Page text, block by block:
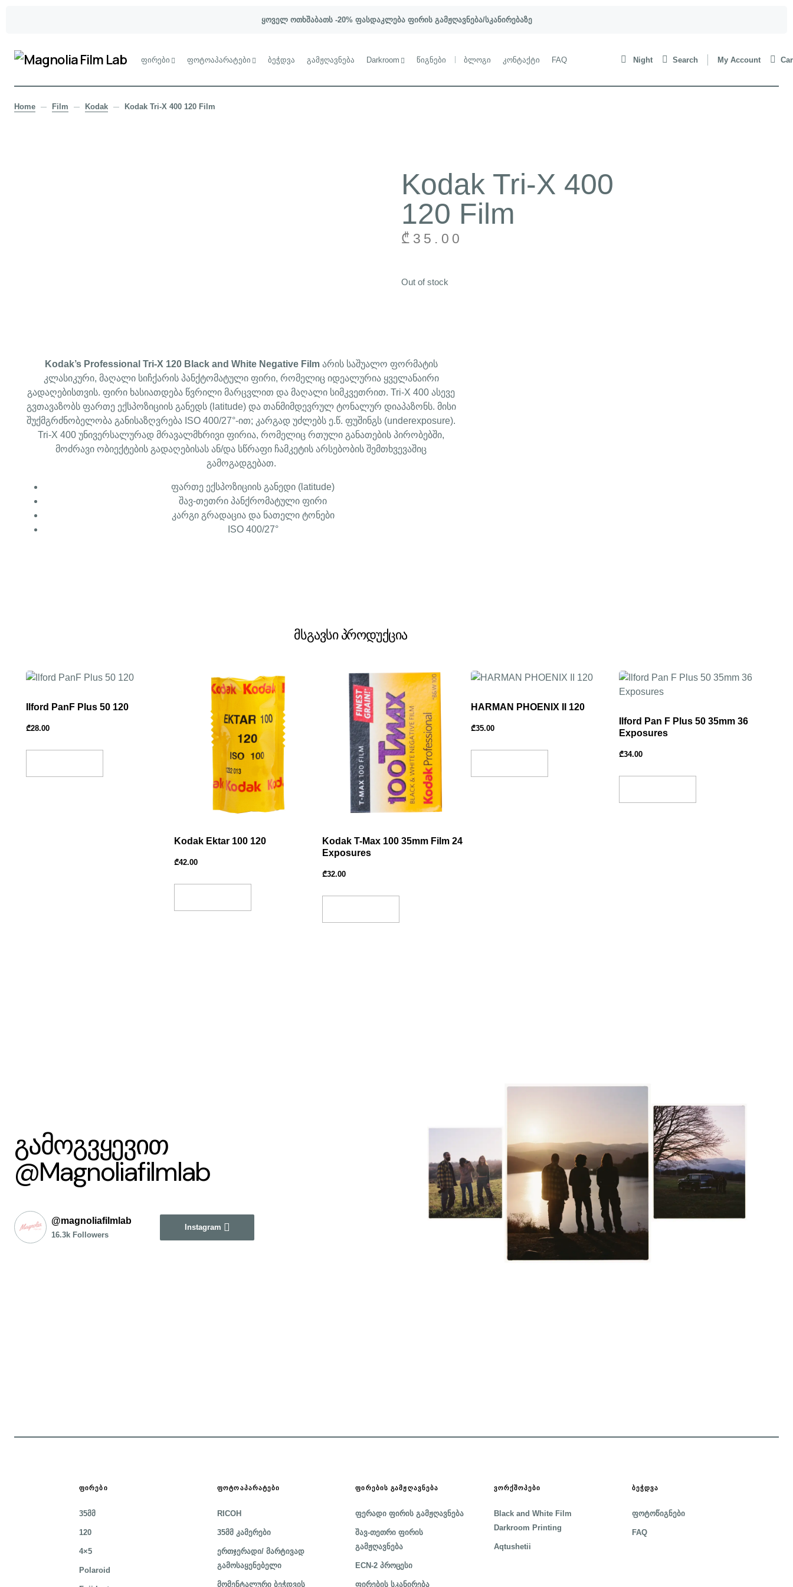
ყოველ ოთხშაბათს -20% ფასდაკლება ფირის გამჟღავნება/სკანირებაზე
ფირები ფოტოაპარატები ბეჭდვა გამჟღავნება Darkroom წიგნები ბლოგი კონტაქტი FAQ Night Search My Account
Home Film Kodak Kodak Tri-X 400 120 Film
Kodak Tri-X 400
120 Film
₾ 35.00
Out of stock
Kodak’s Professional Tri-X 120 Black and White Negative Film არის საშუალო ფორმატის
კლასიკური, მაღალი სიჩქარის პანქტომატული ფირი, რომელიც იდეალურია ყველანაირი
გადაღებისთვის. ფირი ხასიათდება წვრილი მარცვლით და მაღალი სიმკვეთრით. Tri-X 400 ასევე
გვთავაზობს ფართე ექსპოზიციის განედს (latitude) და თანმიმდევრულ ტონალურ დიაპაზონს. მისი
შუქმგრძნობელობა განისაზღვრება ISO 400/27°-ით; კარგად უძლებს ე.წ. ფუშინგს (underexposure).
Tri-X 400 უნივერსალურად მრავალმხრივი ფირია, რომელიც რთული განათების პირობებში,
მოძრავი ობიექტების გადაღებისას ან/და სწრაფი ჩამკეტის არსებობის შემთხვევაშიც
გამოგადგებათ.
ფართე ექსპოზიციის განედი (latitude)
შავ-თეთრი პანქრომატული ფირი
კარგი გრადაცია და ნათელი ტონები
ISO 400/27°
მსგავსი პროდუქცია
Ilford PanF Plus 50 120
₾28.00
Kodak Ektar 100 120
₾42.00
Kodak T-Max 100 35mm Film 24
Exposures
₾32.00
HARMAN PHOENIX II 120
₾35.00
Ilford Pan F Plus 50 35mm 36
Exposures
₾34.00
გამოგვყევით
@Magnoliafilmlab
@magnoliafilmlab
16.3k Followers
Instagram
ᲤᲘᲠᲔᲑᲘ
35მმ
120
4×5
Polaroid
ᲤᲝᲢᲝᲐᲞᲐᲠᲐᲢᲔᲑᲘ
RICOH
35მმ კამერები
ერთჯერადი/ მარტივად
გამოსაყენებელი
მომენტალური ბეჭდვის
ᲤᲘᲠᲔᲑᲘᲡ ᲒᲐᲛᲟᲦᲐᲕᲜᲔᲑᲐ
ფერადი ფირის გამჟღავნება
შავ-თეთრი ფირის
გამჟღავნება
ECN-2 პროცესი
ფირების სკანირება
ᲕᲝᲠᲥᲨᲝᲞᲔᲑᲘ
Black and White Film
Darkroom Printing
Aqtushetii
ᲑᲔᲭᲓᲕᲐ
ფოტოწიგნები
FAQ